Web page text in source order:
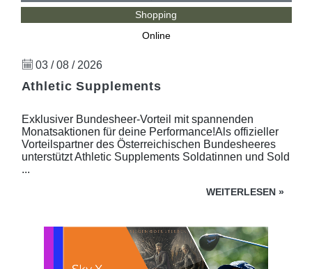
Shopping
Online
03 / 08 / 2026
Athletic Supplements
Exklusiver Bundesheer-Vorteil mit spannenden
Monatsaktionen für deine Performance!Als offizieller
Vorteilspartner des Österreichischen Bundesheeres
unterstützt Athletic Supplements Soldatinnen und Sold
...
WEITERLESEN »